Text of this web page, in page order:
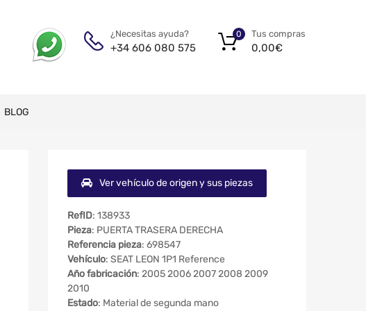
¿Necesitas ayuda?
+34 606 080 575
Tus compras
0,00€
0
BLOG
Ver vehículo de origen y sus piezas
RefID: 138933
Pieza: PUERTA TRASERA DERECHA
Referencia pieza: 698547
Vehículo: SEAT LEON 1P1 Reference
Año fabricación: 2005 2006 2007 2008 2009
2010
Estado: Material de segunda mano